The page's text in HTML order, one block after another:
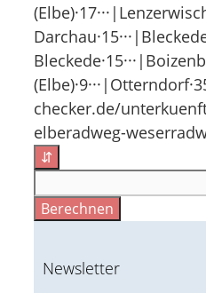
checker.de/
elberadweg-
⇵
Berechnen
Newsletter